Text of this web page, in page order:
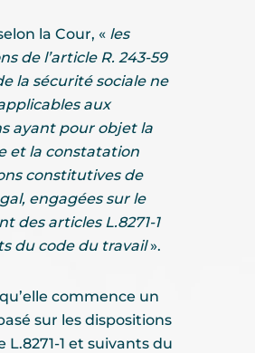
la Cour, « les
de l’article R. 243-59
la sécurité sociale ne
aux
ayant pour objet la
et la constatation
constitutives de
engagées sur le
des articles L.8271-1
du code du travail».
commence un
sur les dispositions
L.8271-1 et suivants du